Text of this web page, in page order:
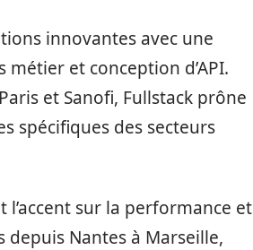
innovantes avec une
et conception d’API.
et Sanofi, Fullstack prône
spécifiques des secteurs
l’accent sur la performance et
depuis Nantes à Marseille,